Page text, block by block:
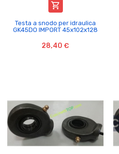

Testa a snodo per idraulica
GK45DO IMPORT 45x102x128
28,40 €